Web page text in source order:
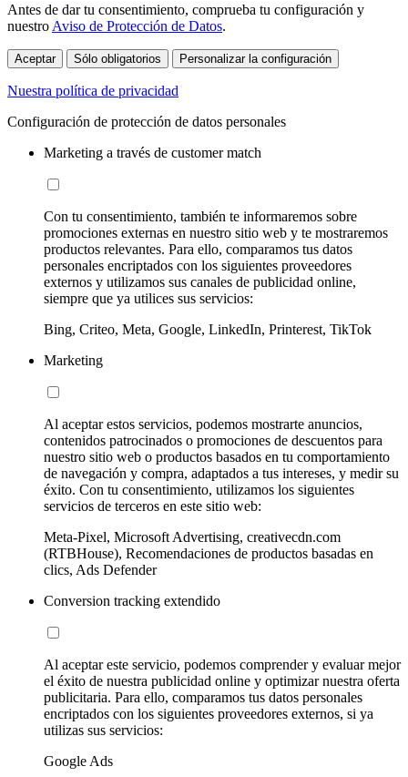
Antes de dar tu consentimiento, comprueba tu configuración y
nuestro Aviso de Protección de Datos.
Aceptar Sólo obligatorios Personalizar la configuración
Nuestra política de privacidad
Configuración de protección de datos personales
Marketing a través de customer match
Con tu consentimiento, también te informaremos sobre
promociones externas en nuestro sitio web y te mostraremos
productos relevantes. Para ello, comparamos tus datos
personales encriptados con los siguientes proveedores
externos y utilizamos sus canales de publicidad online,
siempre que ya utilices sus servicios:
Bing, Criteo, Meta, Google, LinkedIn, Printerest, TikTok
Marketing
Al aceptar estos servicios, podemos mostrarte anuncios,
contenidos patrocinados o promociones de descuentos para
nuestro sitio web o productos basados en tu comportamiento
de navegación y compra, adaptados a tus intereses, y medir su
éxito. Con tu consentimiento, utilizamos los siguientes
servicios de terceros en este sitio web:
Meta-Pixel, Microsoft Advertising, creativecdn.com
(RTBHouse), Recomendaciones de productos basadas en
clics, Ads Defender
Conversion tracking extendido
Al aceptar este servicio, podemos comprender y evaluar mejor
el éxito de nuestra publicidad online y optimizar nuestra oferta
publicitaria. Para ello, comparamos tus datos personales
encriptados con los siguientes proveedores externos, si ya
utilizas sus servicios:
Google Ads